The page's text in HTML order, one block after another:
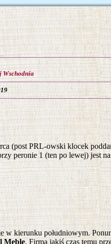
Wschodnia
(post PRL-owski klocek
peronie 1 (ten po lewej) jest
w kierunku południowym.
Meble. Firma jakiś czas temu